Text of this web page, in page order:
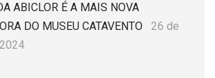
ABICLOR É A MAIS NOVA
DO MUSEU CATAVENTO
26 de